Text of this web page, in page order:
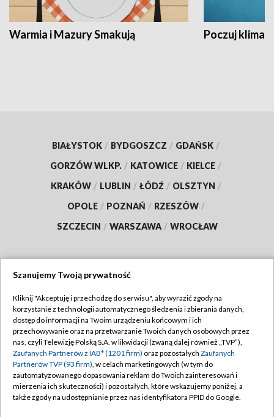
Warmia i Mazury Smakują Poczuj klimat
BIAŁYSTOK / BYDGOSZCZ / GDAŃSK /
GORZÓW WLKP. / KATOWICE / KIELCE /
KRAKÓW / LUBLIN / ŁÓDŹ / OLSZTYN /
OPOLE / POZNAŃ / RZESZÓW /
SZCZECIN / WARSZAWA / WROCŁAW
TVP
Abonament TVP
Emisja w TVP
Centrum informacji TVP
Naziemna Telewizja Cyfrowa
Regulamin TVP
Polityka prywatności
Moje zgody
Pomoc
Szanujemy Twoją prywatność
Kliknij "Akceptuję i przechodzę do serwisu", aby wyrazić zgody na
korzystanie z technologii automatycznego śledzenia i zbierania danych,
dostęp do informacji na Twoim urządzeniu końcowym i ich
przechowywanie oraz na przetwarzanie Twoich danych osobowych przez
nas, czyli Telewizję Polską S.A. w likwidacji (zwaną dalej również „TVP”),
Zaufanych Partnerów z IAB* (1201 firm) oraz pozostałych Zaufanych
Partnerów TVP (93 firm), w celach marketingowych (w tym do
zautomatyzowanego dopasowania reklam do Twoich zainteresowań i
mierzenia ich skuteczności) i pozostałych, które wskazujemy poniżej, a
także zgody na udostępnianie przez nas identyfikatora PPID do Google.